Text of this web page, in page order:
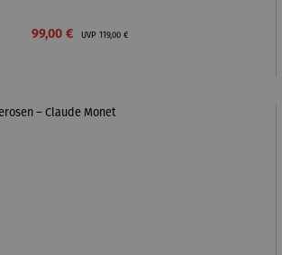
Verkaufspreis:
99,00 € UVP Regulärer Preis:
119,00 €